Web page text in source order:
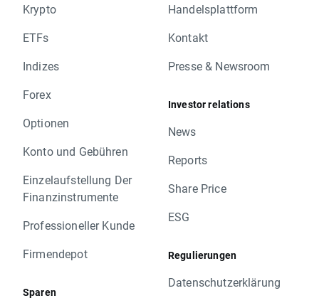
Krypto
ETFs
Indizes
Forex
Optionen
Konto und Gebühren
Einzelaufstellung Der
Finanzinstrumente
Professioneller Kunde
Firmendepot
Sparen
Handelsplattform
Kontakt
Presse & Newsroom
Investor relations
News
Reports
Share Price
ESG
Regulierungen
Datenschutzerklärung